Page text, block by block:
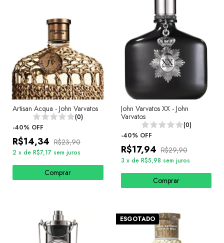
Artisan Acqua - John Varvatos
(0)
-40% OFF
R$14,34 R$23,90
2 x de R$7,17 sem juros
Comprar
John Varvatos XX - John
Varvatos
(0)
-40% OFF
R$17,94 R$29,90
3 x de R$5,98 sem juros
Comprar
ESGOTADO